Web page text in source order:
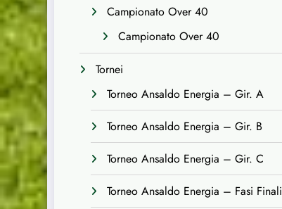
Campionato Over 40
Campionato Over 40
Tornei
Torneo Ansaldo Energia – Gir. A
Torneo Ansaldo Energia – Gir. B
Torneo Ansaldo Energia – Gir. C
Torneo Ansaldo Energia – Fasi Finali